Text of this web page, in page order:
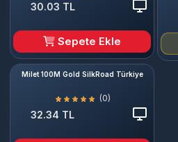
30.03 TL
Sepete Ekle
Milet 100M Gold SilkRoad Türkiye
(0)
32.34 TL